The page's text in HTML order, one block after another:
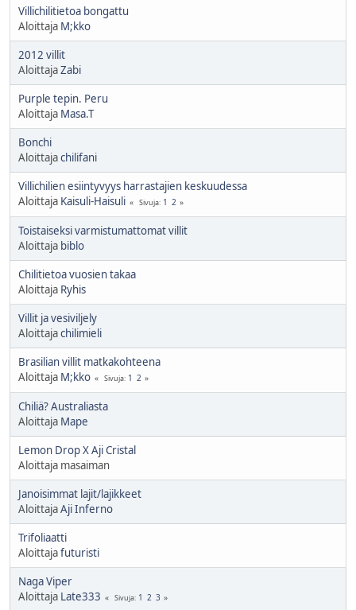
Villichilitietoa bongattu
Aloittaja M;kko
2012 villit
AloittajaZabi
Purple tepin. Peru
Aloittaja Masa.T
Bonchi
Aloittajachilifani
Villichilien esiintyvyys harrastajien keskuudessa
Aloittaja Kaisuli-Haisuli Sivuja 1 2
Toistaiseksi varmistumattomat villit
Aloittaja biblo
Chilitietoa vuosien takaa
Aloittaja Ryhis
Villit ja vesiviljely
Aloittajachilimieli
Brasilian villit matkakohteena
Aloittaja M;kko Sivuja 1 2
Chiliä? Australiasta
Aloittaja Mape
Lemon Drop X Aji Cristal
Aloittaja masaiman
Janoisimmat lajit/lajikkeet
AloittajaAji Inferno
Trifoliaatti
Aloittajafuturisti
Naga Viper
Aloittaja Late333 Sivuja 1 2 3